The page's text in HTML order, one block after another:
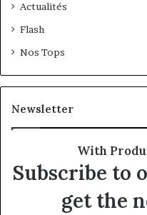
Actualités
Flash
Nos Tops
Newsletter
With
Subscribe to
get the